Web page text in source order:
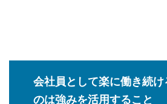
会社員として楽に働き続
のは強みを活用すること